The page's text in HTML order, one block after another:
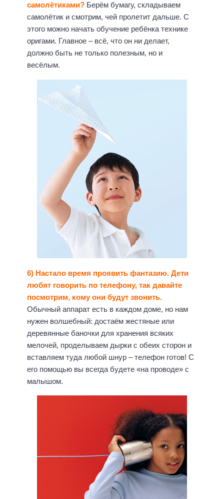
самолётиками? Берём бумагу, складываем
самолётик и смотрим, чей пролетит дальше. С
этого можно начать обучение ребёнка технике
оригами. Главное – всё, что он ни делает,
должно быть не только полезным, но и
весёлым.
6) Настало время проявить фантазию. Дети
любят говорить по телефону, так давайте
посмотрим, кому они будут звонить.
Обычный аппарат есть в каждом доме, но нам
нужен волшебный: достаём жестяные или
деревянные баночки для хранения всяких
мелочей, проделываем дырки с обеих сторон и
вставляем туда любой шнур – телефон готов! С
его помощью вы всегда будете «на проводе» с
малышом.